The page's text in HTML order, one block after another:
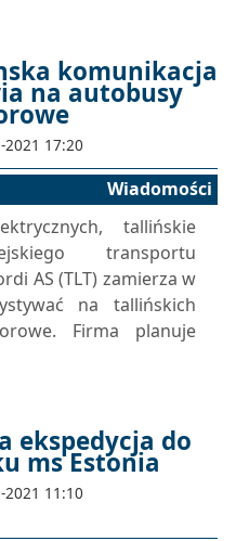
komunikacja
na autobusy
2021 17:20
Wiadomości
tallińskie
transportu
AS (TLT) zamierza w
na tallińskich
Firma planuje
ekspedycja do
ms Estonia
2021 11:10